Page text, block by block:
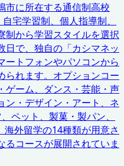
市に所在する通信制高校
宅学習制、個人指導制、
制から学習スタイルを選択
日で、独自の「カシマネッ
ートフォンやパソコンから
られます。オプションコー
ゲーム、ダンス・芸能・声
ン・デザイン・アート、ネ
ペット、製菓・製パン、
外留学の14種類が用意さ
コースが展開されていま